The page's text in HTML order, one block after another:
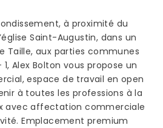
à proximité du
Saint-Augustin, dans un
Taille, aux parties communes
Alex Bolton vous propose un
espace de travail en open
à toutes les professions à la
avec affectation commerciale
Emplacement premium